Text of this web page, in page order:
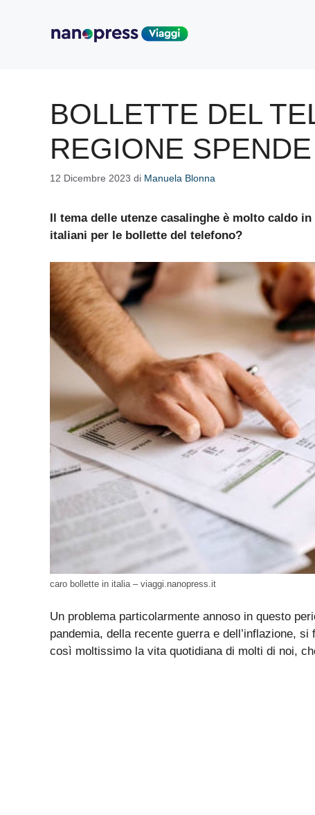
BOLLETTE DEL
REGIONE
12 Dicembre 2023 di Manuela Blonna
Il tema delle utenze casalinghe è molto caldo
italiani per le bollette del telefono?
caro bollette in italia – viaggi.nanopress.it
Un problema particolarmente annoso in questo
pandemia, della recente guerra e dell’inflazione,
così moltissimo la vita quotidiana di molti di noi,